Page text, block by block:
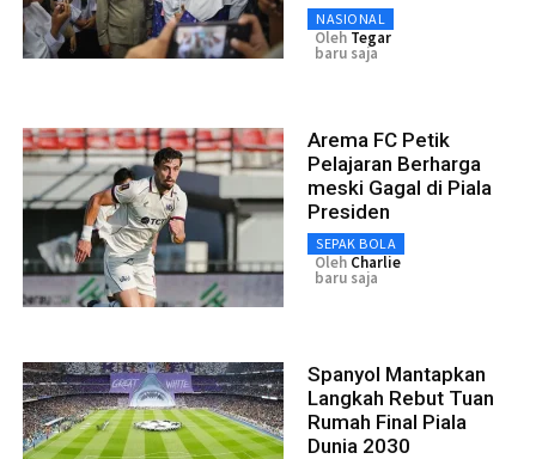
NASIONAL
Oleh Tegar
baru saja
Arema FC Petik
Pelajaran Berharga
meski Gagal di Piala
Presiden
SEPAK BOLA
Oleh Charlie
baru saja
Spanyol Mantapkan
Langkah Rebut Tuan
Rumah Final Piala
Dunia 2030